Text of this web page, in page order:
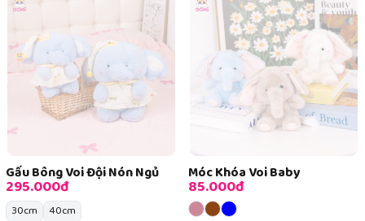
Gấu Bông Voi Đội Nón Ngủ
295.000đ
30cm 40cm
Móc Khóa Voi Baby
85.000đ